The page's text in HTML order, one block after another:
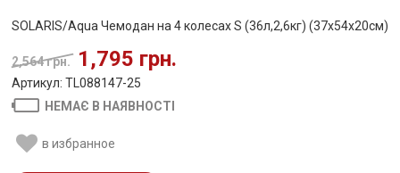
SOLARIS/Aqua Чемодан на 4 колесах S (36л,2,6кг) (37x54x20см)
2,564 грн. 1,795 грн.
Артикул: TL088147-25
НЕМАЄ В НАЯВНОСТІ
в избранное